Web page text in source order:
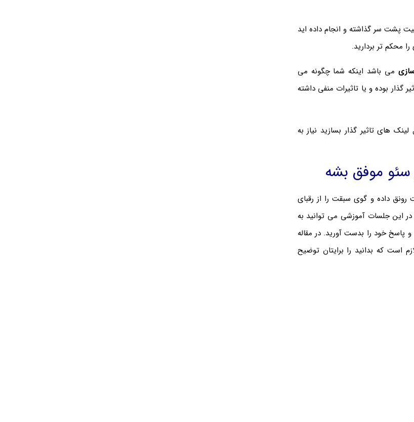
پشت سر گذاشته و انجام داده اید
محکم تر بردارید.
می باشد اینکه شما چگونه می
گذار بوده و یا تاثیرات منفی داشته
های تاثیر گذار بسازید نیاز به
موفق بشه
رونق داده و گوی سبقت را از رقبای
این جلسات آموزشی می توانید به
پاسخ خود را بدست آورید. در مقاله
است که بدانید را برایتان توضیح